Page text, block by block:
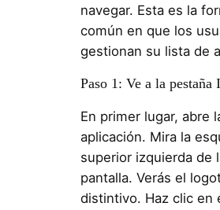
navegar. Esta es la
común en que los
gestionan su lista de
Paso 1: Ve a la pestaña
En primer lugar, abre
aplicación. Mira la
superior izquierda de
pantalla. Verás el
distintivo. Haz clic en